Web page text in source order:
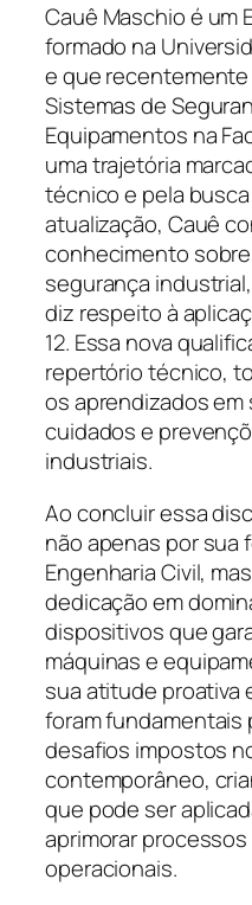
Cauê Maschio é um
formado na
e que
Sistemas de
Equipamentos na
uma trajetória
técnico e pela
atualização, Cauê
conhecimento
segurança
diz respeito à
12. Essa nova
repertório técnico,
os aprendizados
cuidados e
industriais.
Ao concluir essa
não apenas por sua
Engenharia Civil,
dedicação em
dispositivos que
máquinas e
sua atitude proativa
foram fundamentais
desafios impostos
contemporâneo,
que pode ser
aprimorar
operacionais.